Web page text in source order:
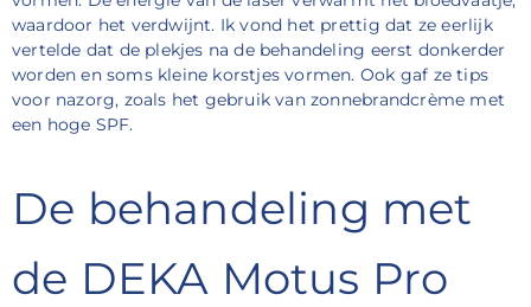
waardoor het verdwijnt. Ik vond het prettig dat ze eerlijk
vertelde dat de plekjes na de behandeling eerst donkerder
worden en soms kleine korstjes vormen. Ook gaf ze tips
voor nazorg, zoals het gebruik van zonnebrandcrème met
een hoge SPF.
De behandeling met
de DEKA Motus Pro